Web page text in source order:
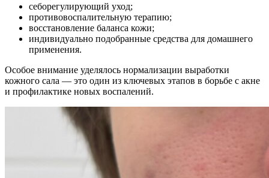
себорегулирующий уход;
противовоспалительную терапию;
восстановление баланса кожи;
индивидуально подобранные средства для домашнего
применения.
Особое внимание уделялось нормализации выработки
кожного сала — это один из ключевых этапов в борьбе с акне
и профилактике новых воспалений.